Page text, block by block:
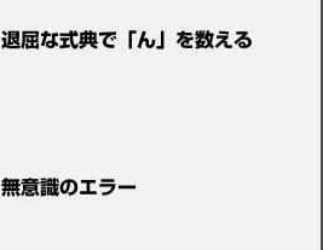
退屈な式典で「ん」を数える
無意識のエラー